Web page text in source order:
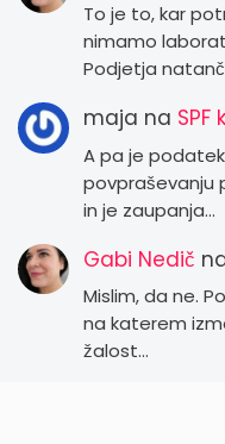
To je to, kar
nimamo
Podjetja
maja na
A pa je
povpraševanju
in je zaupanja…
Gabi Nedič
Mislim, da ne.
na katerem
žalost…